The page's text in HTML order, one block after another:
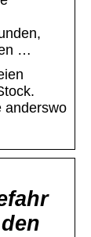
…
anderswo